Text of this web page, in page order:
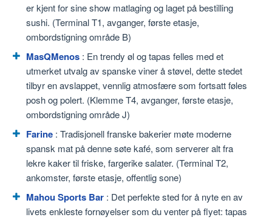
er kjent for sine show matlaging og laget på bestilling
sushi. (Terminal T1, avganger, første etasje,
ombordstigning område B)
MasQMenos : En trendy øl og tapas felles med et
utmerket utvalg av spanske viner å støvel, dette stedet
tilbyr en avslappet, vennlig atmosfære som fortsatt føles
posh og polert. (Klemme T4, avganger, første etasje,
ombordstigning område J)
Farine : Tradisjonell franske bakerier møte moderne
spansk mat på denne søte kafé, som serverer alt fra
lekre kaker til friske, fargerike salater. (Terminal T2,
ankomster, første etasje, offentlig sone)
Mahou Sports Bar : Det perfekte sted for å nyte en av
livets enkleste fornøyelser som du venter på flyet: tapas